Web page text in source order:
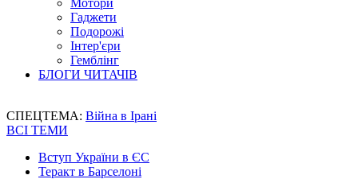
Мотори
Гаджети
Подорожі
Інтер'єри
Гемблінг
БЛОГИ ЧИТАЧІВ
СПЕЦТЕМА: Війна в Ірані
ВСІ ТЕМИ
Вступ України в ЄС
Теракт в Барселоні